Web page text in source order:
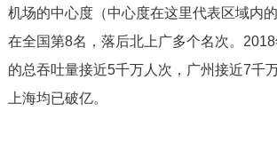
机场的中心度（中心度在这里代表区域内
在全国第8名，落后北上广多个名次。
的总吞吐量接近5千万人次，广州接近7千
上海均已破亿。